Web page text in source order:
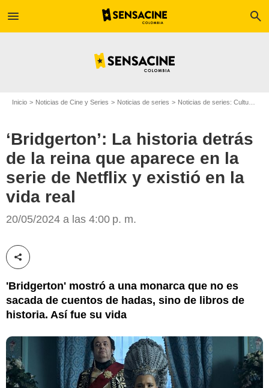
menu search
Inicio Noticias de Cine y Series Noticias de series Noticias de series: Cultura Series
‘Bridgerton’: La historia detrás
de la reina que aparece en la
serie de Netflix y existió en la
vida real
20/05/2024 a las 4:00 p. m.
Compartir esta noticia
'Bridgerton' mostró a una monarca que no es
sacada de cuentos de hadas, sino de libros de
historia. Así fue su vida